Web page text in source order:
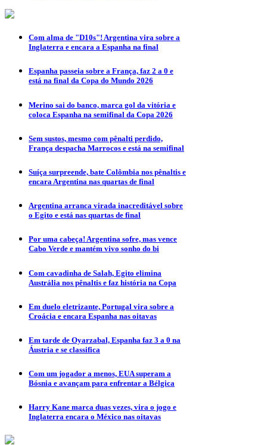
Com alma de "D10s"! Argentina vira sobre a
Inglaterra e encara a Espanha na final
Espanha passeia sobre a França, faz 2 a 0 e
está na final da Copa do Mundo 2026
Merino sai do banco, marca gol da vitória e
coloca Espanha na semifinal da Copa 2026
Sem sustos, mesmo com pênalti perdido,
França despacha Marrocos e está na semifinal
Suíça surpreende, bate Colômbia nos pênaltis e
encara Argentina nas quartas de final
Argentina arranca virada inacreditável sobre
o Egito e está nas quartas de final
Por uma cabeça! Argentina sofre, mas vence
Cabo Verde e mantém vivo sonho do bi
Com cavadinha de Salah, Egito elimina
Austrália nos pênaltis e faz história na Copa
Em duelo eletrizante, Portugal vira sobre a
Croácia e encara Espanha nas oitavas
Em tarde de Oyarzabal, Espanha faz 3 a 0 na
Áustria e se classifica
Com um jogador a menos, EUA superam a
Bósnia e avançam para enfrentar a Bélgica
Harry Kane marca duas vezes, vira o jogo e
Inglaterra encara o México nas oitavas